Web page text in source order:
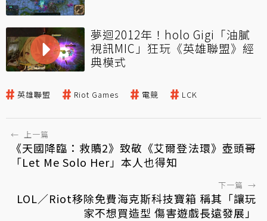
夢迴2012年！holo Gigi「油膩
視訊MIC」狂玩《英雄聯盟》經
典模式
英雄聯盟 Riot Games 電競 LCK
← 上一篇
《天國降臨：救贖2》致敬《艾爾登法環》壺頭哥
「Let Me Solo Her」本人也得知
下一篇 →
LOL／Riot移除免費海克斯科技寶箱 稱其「讓玩
家不想買造型 傷害遊戲長遠發展」